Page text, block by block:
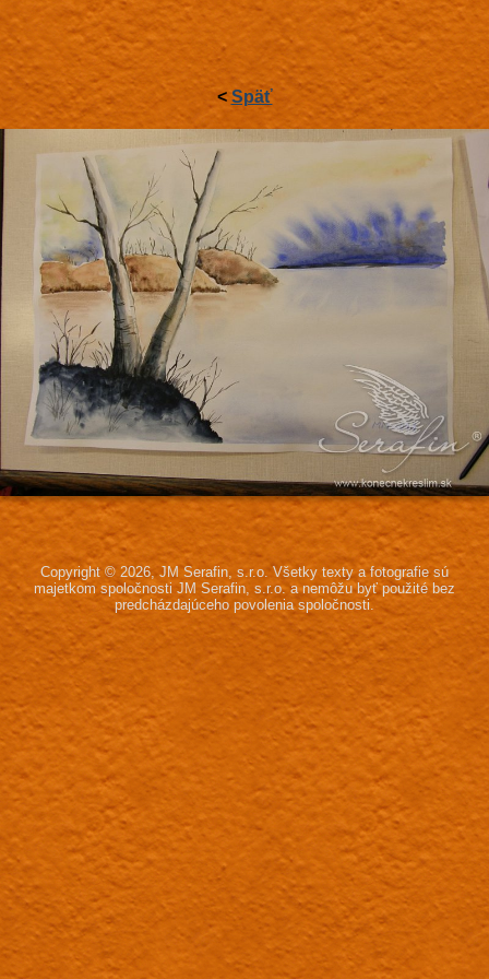
< Späť
Copyright © 2026, JM Serafin, s.r.o. Všetky texty a fotografie sú
majetkom spoločnosti JM Serafin, s.r.o. a nemôžu byť použité bez
predcházdajúceho povolenia spoločnosti.